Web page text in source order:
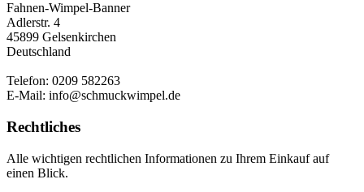
Fahnen-Wimpel-Banner
Adlerstr. 4
45899 Gelsenkirchen
Deutschland
Telefon: 0209 582263
E-Mail: info@schmuckwimpel.de
Rechtliches
Alle wichtigen rechtlichen Informationen zu Ihrem Einkauf auf
einen Blick.